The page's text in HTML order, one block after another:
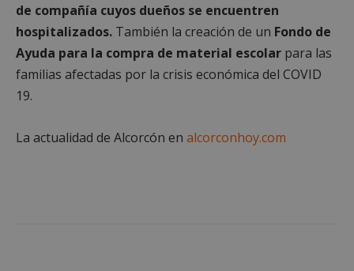
de compañía cuyos dueños se encuentren
hospitalizados. También la creación de un Fondo de
Ayuda para la compra de material escolar para las
familias afectadas por la crisis económica del COVID
19.
La actualidad de Alcorcón en alcorconhoy.com
Cookies estrictamente necesarias
Cookies de funcionalidad